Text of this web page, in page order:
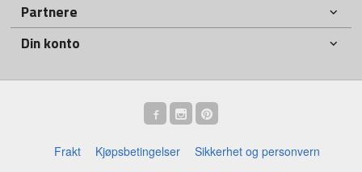
Partnere
Din konto
Frakt Kjøpsbetingelser
Sikkerhet og personvern